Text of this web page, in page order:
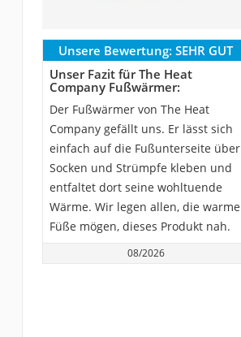
Unsere Bewertung: SEHR GUT
Unser Fazit für The Heat
Company Fußwärmer:
Der Fußwärmer von The Heat
Company gefällt uns. Er lässt sich
einfach auf die Fußunterseite über
Socken und Strümpfe kleben und
entfaltet dort seine wohltuende
Wärme. Wir legen allen, die warme
Füße mögen, dieses Produkt nah.
08/2026